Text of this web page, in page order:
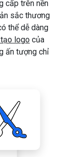
cấp trên nền
sắc thương
thể dễ dàng
logo của
ấn tượng chỉ